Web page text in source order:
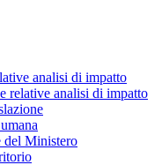
analisi di impatto
relative analisi di impatto
del Ministero